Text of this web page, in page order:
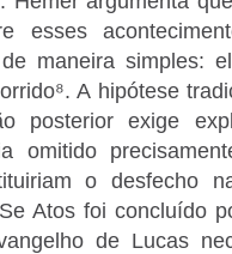
esses
maneira simples:
A hipótese
posterior exige
omitido
o desfecho
Atos foi concluído
de Lucas